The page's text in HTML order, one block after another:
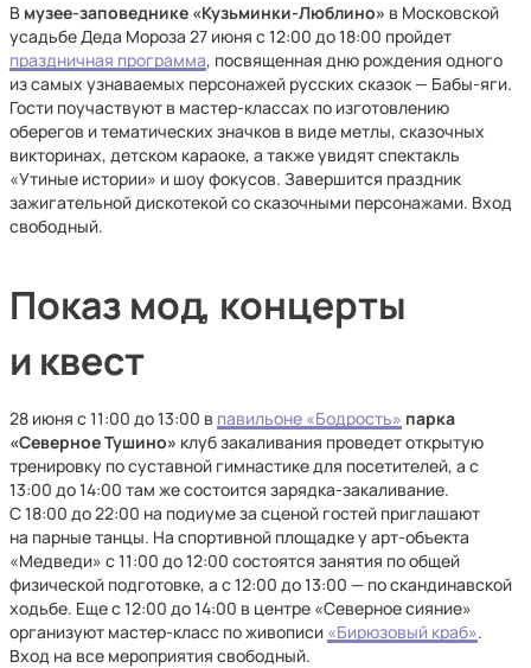
В музее-заповеднике «Кузьминки-Люблино» в Московской
усадьбе Деда Мороза 27 июня с 12:00 до 18:00 пройдет
праздничная программа, посвященная дню рождения одного
из самых узнаваемых персонажей русских сказок — Бабы-яги.
Гости поучаствуют в мастер-классах по изготовлению
оберегов и тематических значков в виде метлы, сказочных
викторинах, детском караоке, а также увидят спектакль
«Утиные истории» и шоу фокусов. Завершится праздник
зажигательной дискотекой со сказочными персонажами. Вход
свободный.
Показ мод, концерты
и квест
28 июня с 11:00 до 13:00 в павильоне «Бодрость» парка
«Северное Тушино» клуб закаливания проведет открытую
тренировку по суставной гимнастике для посетителей, а с
13:00 до 14:00 там же состоится зарядка-закаливание.
С 18:00 до 22:00 на подиуме за сценой гостей приглашают
на парные танцы. На спортивной площадке у арт-объекта
«Медведи» с 11:00 до 12:00 состоятся занятия по общей
физической подготовке, а с 12:00 до 13:00 — по скандинавской
ходьбе. Еще с 12:00 до 14:00 в центре «Северное сияние»
организуют мастер-класс по живописи «Бирюзовый краб».
Вход на все мероприятия свободный.